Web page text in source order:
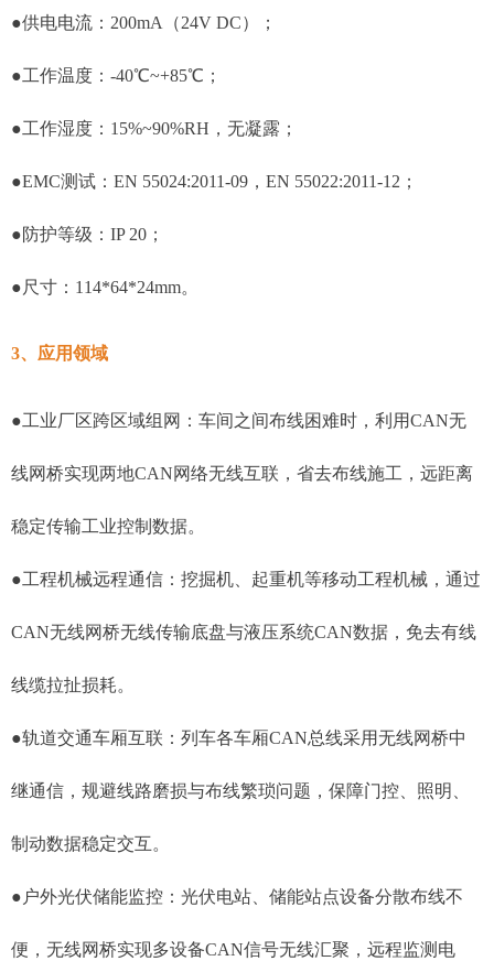
●供电电流：200mA（24V DC）；
●工作温度：-40℃~+85℃；
●工作湿度：15%~90%RH，无凝露；
●EMC测试：EN 55024:2011-09，EN 55022:2011-12；
●防护等级：IP 20；
●尺寸：114*64*24mm。
3、应用领域
●工业厂区跨区域组网：车间之间布线困难时，利用CAN无
线网桥实现两地CAN网络无线互联，省去布线施工，远距离
稳定传输工业控制数据。
●工程机械远程通信：挖掘机、起重机等移动工程机械，通过
CAN无线网桥无线传输底盘与液压系统CAN数据，免去有线
线缆拉扯损耗。
●轨道交通车厢互联：列车各车厢CAN总线采用无线网桥中
继通信，规避线路磨损与布线繁琐问题，保障门控、照明、
制动数据稳定交互。
●户外光伏储能监控：光伏电站、储能站点设备分散布线不
便，无线网桥实现多设备CAN信号无线汇聚，远程监测电